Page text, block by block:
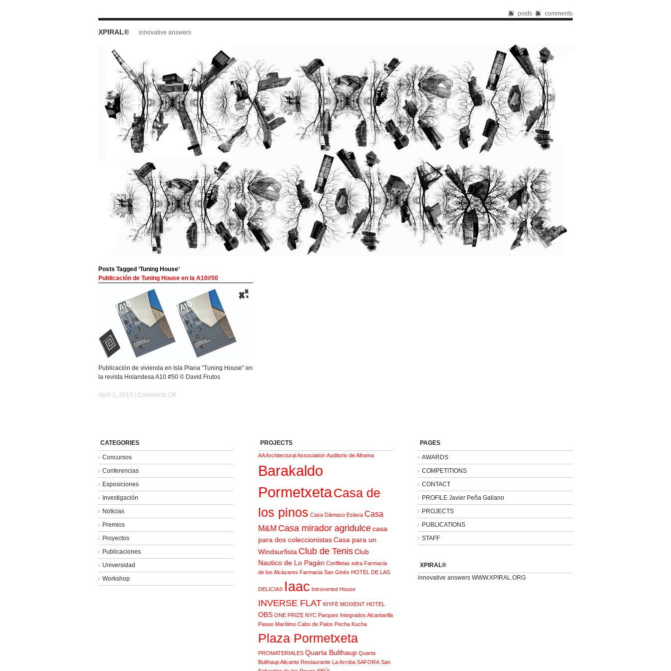
posts comments
XPIRAL® innovative answers
Posts Tagged ‘Tuning House’
Publicación de Tuning House en la A10#50
Publicación de vivienda en Isla Plana “Tuning House” en
la revista Holandesa A10 #50 © David Frutos
April 1, 2013 | Comments Offon
CATEGORIES
Concursos
Conferencias
Exposiciones
Investigación
Noticias
Premios
Proyectos
Publicaciones
Universidad
Workshop
PROJECTS
AA Architectural Association Auditorio de Alhama
Barakaldo
PormetxetaCasa de
los pinos Casa Dámaso Eslava Casa
M&M Casa mirador agridulcecasa
para dos coleccionistasCasa para un
Windsurfista Club de TenisClub
Nautico de Lo Pagán Confiletas edra Farmacia
de los Alcázares Farmacia San Ginés HOTEL DE LAS
DELICIAS Iaac Introverted House
INVERSE FLAT KIYFE MOIXENT HOTEL
OBS ONE PRIZE NYC Parques Integrados Alcantarilla
Paseo Marítimo Cabo de Palos Pecha Kucha
Plaza Pormetxeta
PROMATERIALES Quarta Bulthaup Quarta
Bulthaup Alicante Restaurante La Arroba SAFORA San
PAGES
AWARDS
COMPETITIONS
CONTACT
PROFILE Javier Peña Galiano
PROJECTS
PUBLICATIONS
STAFF
XPIRAL®
innovative answers WWW.XPIRAL.ORG